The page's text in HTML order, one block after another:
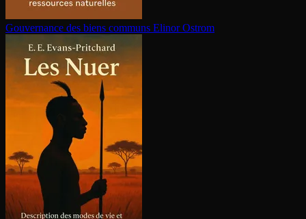
Gouvernance des biens communs Elinor Ostrom